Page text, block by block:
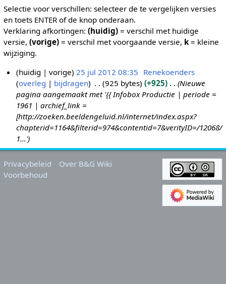
Selectie voor verschillen: selecteer de te vergelijken versies
en toets ENTER of de knop onderaan.
Verklaring afkortingen: (huidig)= verschil met huidige
versie, (vorige)= verschil met voorgaande versie, k= kleine
wijziging.
0
1
2
huidig vorige 25 jul 2012 08:35 Renekoenders
overleg
bijdragen 925 bytes +925
Nieuwe
pagina aangemaakt met '{{ Infobox Productie | periode =
1961 | archief_link =
[http://zoeken.beeldengeluid.nl/internet/index.aspx?
chapterid=1164&filterid=974&contentid=7&verityID=/12068/
1...'
Privacybeleid
Over B&G Wiki
Voorbehoud